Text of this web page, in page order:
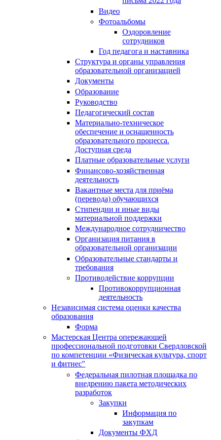
Видео
Фотоальбомы
Оздоровление
сотрудников
Год педагога и наставника
Структура и органы управления
образовательной организацией
Документы
Образование
Руководство
Педагогический состав
Материально-техническое
обеспечение и оснащенность
образовательного процесса.
Доступная среда
Платные образовательные услуги
Финансово-хозяйственная
деятельность
Вакантные места для приёма
(перевода) обучающихся
Стипендии и иные виды
материальной поддержки
Международное сотрудничество
Организация питания в
образовательной организации
Образовательные стандарты и
требования
Противодействие коррупции
Противокоррупционная
деятельность
Независимая система оценки качества
образования
Форма
Мастерская Центра опережающей
профессиональной подготовки Свердловской
по компетенции «Физическая культура, спорт
и фитнес"
Федеральная пилотная площадка по
внедрению пакета методических
разработок
Закупки
Информация по
закупкам
Документы ФХД